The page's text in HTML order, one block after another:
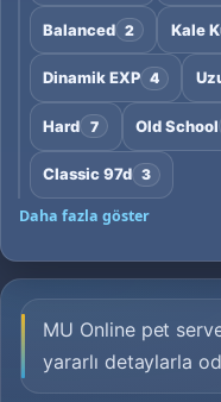
Balanced 2 Kale
Dinamik EXP 4
Hard 7 Old School
Classic 97d 3
Daha fazla göster
MU Online pet
yararlı detaylarla